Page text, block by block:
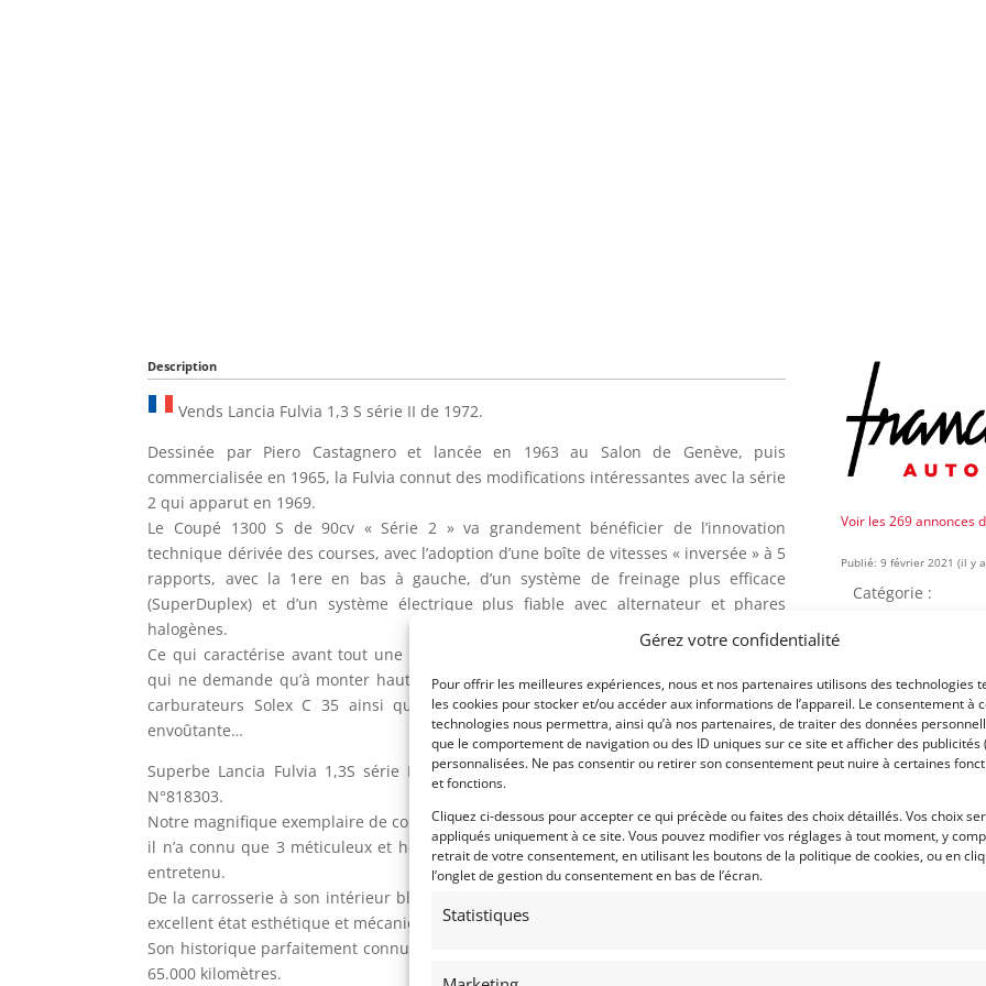
Gérez votre confidentialité
Pour offrir les meilleures expériences, nous et nos partenaires utilisons des technologies
les cookies pour stocker et/ou accéder aux informations de l’appareil. Le consentement à
technologies nous permettra, ainsi qu’à nos partenaires, de traiter des données
que le comportement de navigation ou des ID uniques sur ce site et afficher des publicités
personnalisées. Ne pas consentir ou retirer son consentement peut nuire à certaines
et fonctions.
Cliquez ci-dessous pour accepter ce qui précède ou faites des choix détaillés. Vos choix
appliqués uniquement à ce site. Vous pouvez modifier vos réglages à tout moment, y
retrait de votre consentement, en utilisant les boutons de la politique de cookies, ou en
l’onglet de gestion du consentement en bas de l’écran.
Statistiques
Description
Vends Lancia Fulvia 1,3 S série II de 1972.
Dessinée par Piero Castagnero et lancée en 1963 au Salon de Genève, puis
commercialisée en 1965, la Fulvia connut des modifications intéressantes avec la série
2 qui apparut en 1969.
Le Coupé 1300 S de 90cv « Série 2 » va grandement bénéficier de l’innovation
technique dérivée des courses, avec l’adoption d’une boîte de vitesses « inversée » à 5
rapports, avec la 1ere en bas à gauche, d’un système de freinage plus efficace
(SuperDuplex) et d’un système électrique plus fiable avec alternateur et phares
halogènes.
Ce qui caractérise avant tout une Fulvia, c’est son moteur V4, agressif et volontaire,
qui ne demande qu’à monter haut dans les tours. Développant 90 ch DIN, ses deux
carburateurs Solex C 35 ainsi que son échappement lui confèrent une sonorité
envoûtante…
Superbe Lancia Fulvia 1,3S série II 1972, Types 818630, châssis N°024055, moteur
N°818303.
Notre magnifique exemplaire de couleur verte Pino a été livré neuf en France en 1972,
il n’a connu que 3 méticuleux et heureux propriétaires, jamais accidenté et toujours
entretenu.
De la carrosserie à son intérieur blanc cassé, cette superbe Lancia Fulvia 1,3S est en
excellent état esthétique et mécanique.
Son historique parfaitement connu depuis l’origine atteste son kilométrage certifié de
65.000 kilomètres.
Voir les 269 annonces
Publié: 9 février 2021 (il y
Catégorie :
Année :
Lieu :